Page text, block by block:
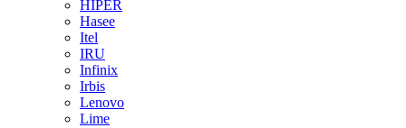
HIPER
Hasee
Itel
IRU
Infinix
Irbis
Lenovo
Lime